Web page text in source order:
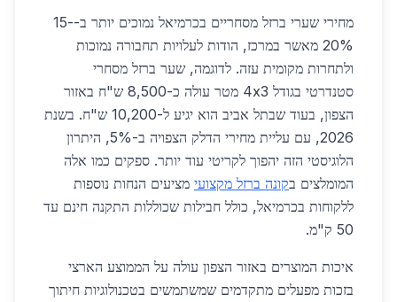
מחירי שערי ברזל מסחריים בכרמיאל נמוכים יותר ב-15-
20% מאשר במרכז, הודות לעלויות תחבורה נמוכות
ולתחרות מקומית עזה. לדוגמה, שער ברזל מסחרי
סטנדרטי בגודל 4x3 מטר עולה כ-8,500 ש"ח באזור
הצפון, בעוד שבתל אביב הוא יגיע ל-10,200 ש"ח. בשנת
2026, עם עליית מחירי הדלק הצפויה ב-5%, היתרון
הלוגיסטי הזה יהפוך לקריטי עוד יותר. ספקים כמו אלה
המומלצים בקונה ברזל מקצועי מציעים הנחות נוספות
ללקוחות בכרמיאל, כולל חבילות שכוללות התקנה חינם עד
50 ק"מ.
איכות המוצרים באזור הצפון עולה על הממוצע הארצי
בזכות מפעלים מתקדמים שמשתמשים בטכנולוגיות חיתוך